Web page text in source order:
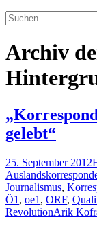
Suchen
nach:
Archiv
gelebt“
25. September 2012
Journalismus,
Ö1 , oe1 , ORF,
RevolutionArik